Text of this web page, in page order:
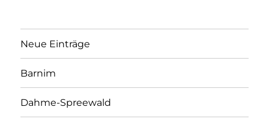
Neue Einträge
Barnim
Dahme-Spreewald